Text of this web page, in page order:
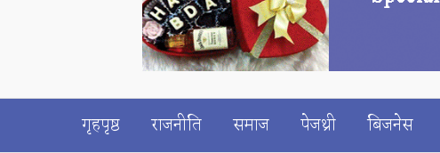
गृहपृष्ठ राजनीति समाज पेजथ्री बिजनेस